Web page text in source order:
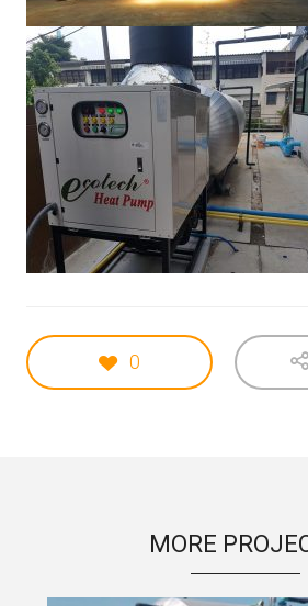
11
JULY
2017
อีโคเทคลุย
อาเซียน ชู
“เครื่องทำ
น้ำ
ร้อน”แบรนด์
ไทย
11
JULY
2017
นวัตกรรม
เพื่อสิ่ง
แวดล้อม
แพงจริง
หรือ
11
JULY
2017
COP กับ
COPT
11
JULY
2017
คนไทยได้
ประโยชน์
อะไรกับ
โครงการ
2017
OUR WARM
WELCOME
RHEEM
EXECUTIVE
INTERVIEW
ON HEAT
0
MORE